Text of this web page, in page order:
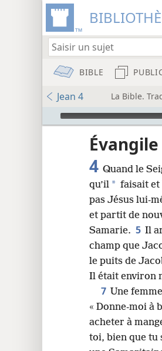
BIBLE
Jean 4 La Bible.
Audio Player
4 Quand le
qu’il * faisait
pas Jésus lui-
et partit de
Samarie. 5 Il
champ que
le puits de
Il était environ
7 Une
« Donne-moi à
acheter à
toi, bien que tu